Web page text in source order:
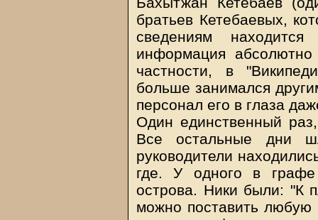
братьев Кетебаевых,
сведениям
информация
частности, в
больше занимался
персонал его в глаза
Один единственный
Все остальные дни
руководители
где. У одного в графе
острова. Ники были: "К
можно поставить любую